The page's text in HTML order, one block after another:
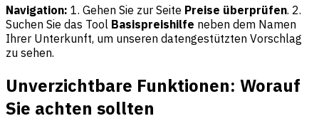
Navigation: 1. Gehen Sie zur Seite Preise überprüfen. 2.
Suchen Sie das Tool Basispreishilfe neben dem Namen
Ihrer Unterkunft, um unseren datengestützten Vorschlag
zu sehen.
Unverzichtbare Funktionen: Worauf
Sie achten sollten